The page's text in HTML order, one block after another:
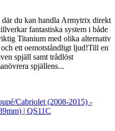
du kan handla Armytrix direkt
fantastiska system i både
Titanium med olika alternativ
ett oemotståndligt ljud!Till en
spjäll samt trådlöst
spjällens...